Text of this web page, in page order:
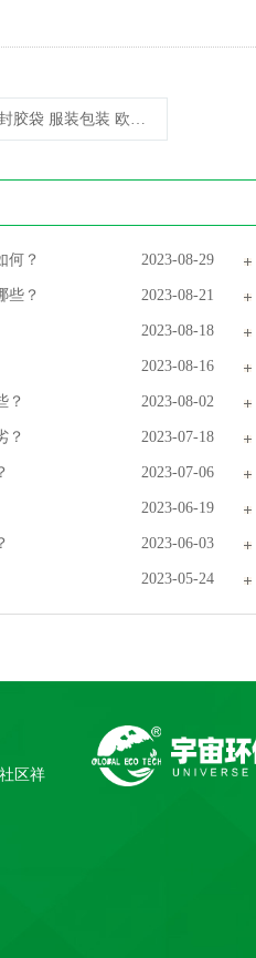
服装包装 欧盟标准
2023-08-29
何？
2023-08-21
些？
2023-08-18
2023-08-16
2023-08-02
？
2023-07-18
？
2023-07-06
2023-06-19
2023-06-03
2023-05-24
区祥